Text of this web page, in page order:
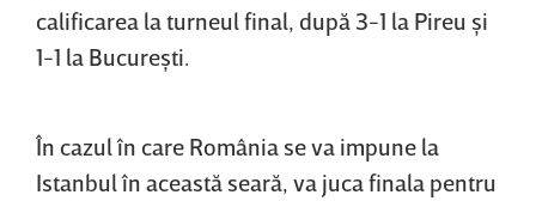
calificarea la turneul final, după 3-1 la Pireu şi
1-1 la Bucureşti.
În cazul în care România se va impune la
Istanbul în această seară, va juca finala pentru